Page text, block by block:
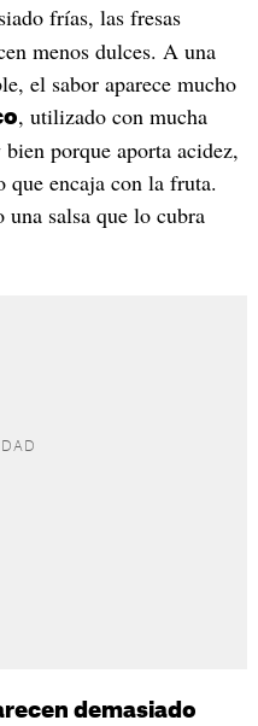
frías, las fresas
menos dulces. A una
el sabor aparece mucho
, utilizado con mucha
porque aporta acidez,
encaja con la fruta.
una salsa que lo cubra
demasiado